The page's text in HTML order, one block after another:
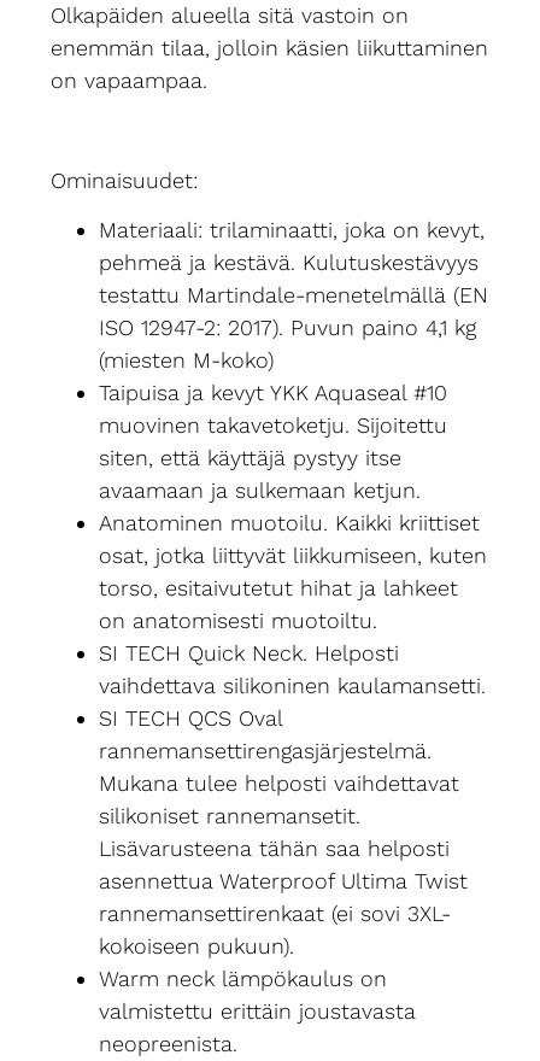
Olkapäiden alueella sitä vastoin on
enemmän tilaa, jolloin käsien liikuttaminen
on vapaampaa.
Ominaisuudet:
Materiaali: trilaminaatti, joka on kevyt,
pehmeä ja kestävä. Kulutuskestävyys
testattu Martindale-menetelmällä (EN
ISO 12947-2: 2017). Puvun paino 4,1 kg
(miesten M-koko)
Taipuisa ja kevyt YKK Aquaseal #10
muovinen takavetoketju. Sijoitettu
siten, että käyttäjä pystyy itse
avaamaan ja sulkemaan ketjun.
Anatominen muotoilu. Kaikki kriittiset
osat, jotka liittyvät liikkumiseen, kuten
torso, esitaivutetut hihat ja lahkeet
on anatomisesti muotoiltu.
SI TECH Quick Neck. Helposti
vaihdettava silikoninen kaulamansetti.
SI TECH QCS Oval
rannemansettirengasjärjestelmä.
Mukana tulee helposti vaihdettavat
silikoniset rannemansetit.
Lisävarusteena tähän saa helposti
asennettua Waterproof Ultima Twist
rannemansettirenkaat (ei sovi 3XL-
kokoiseen pukuun).
Warm neck lämpökaulus on
valmistettu erittäin joustavasta
neopreenista.